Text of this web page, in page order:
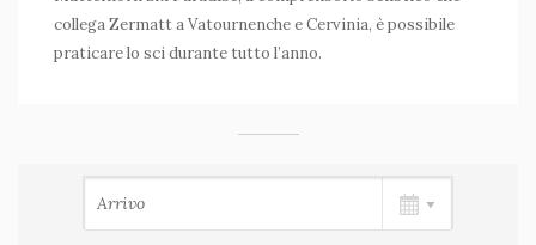
collega Zermatt a Vatournenche e Cervinia, è possibile
praticare lo sci durante tutto l’anno.